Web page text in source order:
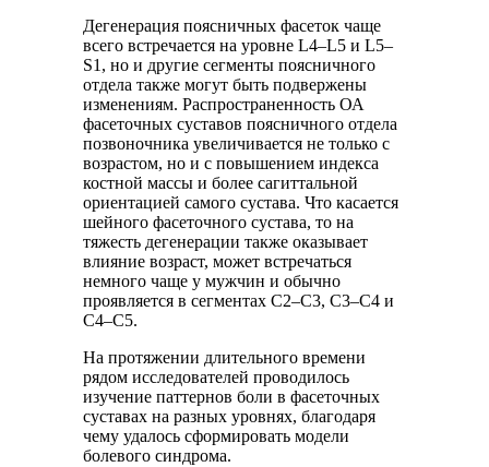
Дегенерация поясничных фасеток чаще
всего встречается на уровне L4–L5 и L5–
S1, но и другие сегменты поясничного
отдела также могут быть подвержены
изменениям. Распространенность ОА
фасеточных суставов поясничного отдела
позвоночника увеличивается не только с
возрастом, но и с повышением индекса
костной массы и более сагиттальной
ориентацией самого сустава. Что касается
шейного фасеточного сустава, то на
тяжесть дегенерации также оказывает
влияние возраст, может встречаться
немного чаще у мужчин и обычно
проявляется в сегментах C2–C3, C3–C4 и
C4–C5.
На протяжении длительного времени
рядом исследователей проводилось
изучение паттернов боли в фасеточных
суставах на разных уровнях, благодаря
чему удалось сформировать модели
болевого синдрома.